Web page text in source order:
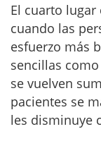
El cuarto lugar
cuando las
esfuerzo más
sencillas
se vuelven
pacientes se
les disminuye